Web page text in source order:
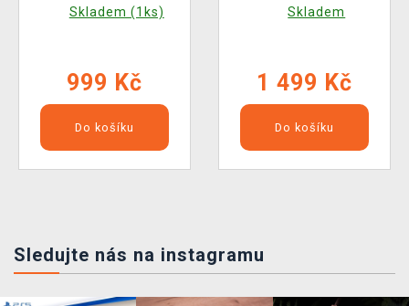
Skladem (1ks)
999 Kč
Do košíku
Skladem
1 499 Kč
Do košíku
Sledujte nás na instagramu